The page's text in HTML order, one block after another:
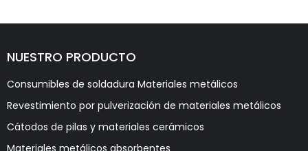
NUESTRO PRODUCTO
Consumibles de soldadura Materiales metálicos
Revestimiento por pulverización de materiales metálicos
Cátodos de pilas y materiales cerámicos